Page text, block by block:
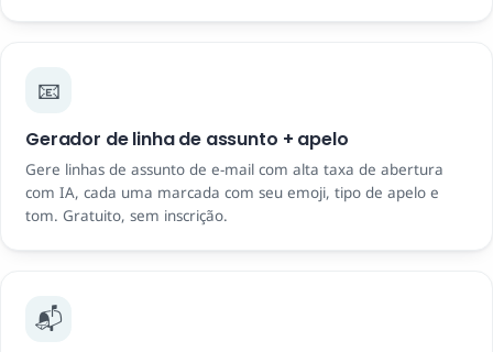
📧
Gerador de linha de assunto + apelo
Gere linhas de assunto de e-mail com alta taxa de abertura
com IA, cada uma marcada com seu emoji, tipo de apelo e
tom. Gratuito, sem inscrição.
📬